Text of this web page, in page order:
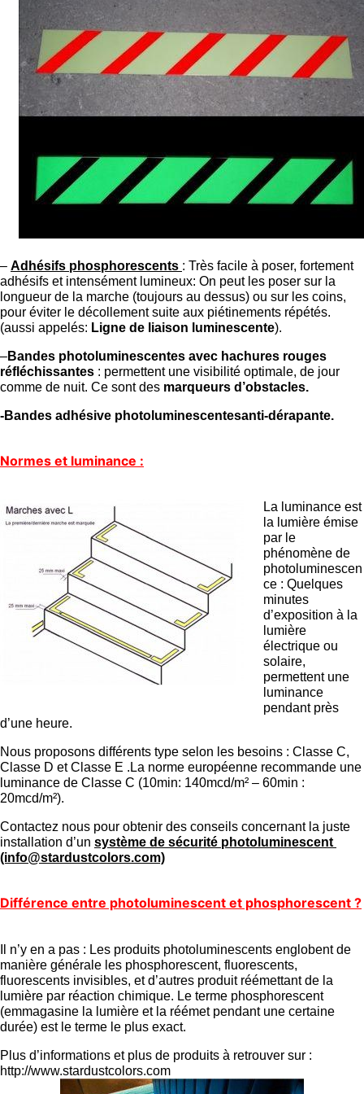
– Adhésifs phosphorescents : Très facile à poser, fortement
adhésifs et intensément lumineux: On peut les poser sur la
longueur de la marche (toujours au dessus) ou sur les coins,
pour éviter le décollement suite aux piétinements répétés.
(aussi appelés: Ligne de liaison luminescente).
–Bandes photoluminescentes avec hachures rouges
réfléchissantes : permettent une visibilité optimale, de jour
comme de nuit. Ce sont des marqueurs d’obstacles.
-Bandes adhésive photoluminescentesanti-dérapante.
Normes et luminance :
La luminance est
la lumière émise
par le
phénomène de
photoluminescen
ce : Quelques
minutes
d’exposition à la
lumière
électrique ou
solaire,
permettent une
luminance
pendant près
d’une heure.
Nous proposons différents type selon les besoins : Classe C,
Classe D et Classe E .La norme européenne recommande une
luminance de Classe C (10min: 140mcd/m² – 60min :
20mcd/m²).
Contactez nous pour obtenir des conseils concernant la juste
installation d’un système de sécurité photoluminescent
(info@stardustcolors.com)
Différence entre photoluminescent et phosphorescent ?
Il n’y en a pas : Les produits photoluminescents englobent de
manière générale les phosphorescent, fluorescents,
fluorescents invisibles, et d’autres produit réémettant de la
lumière par réaction chimique. Le terme phosphorescent
(emmagasine la lumière et la réémet pendant une certaine
durée) est le terme le plus exact.
Plus d’informations et plus de produits à retrouver sur :
http://www.stardustcolors.com